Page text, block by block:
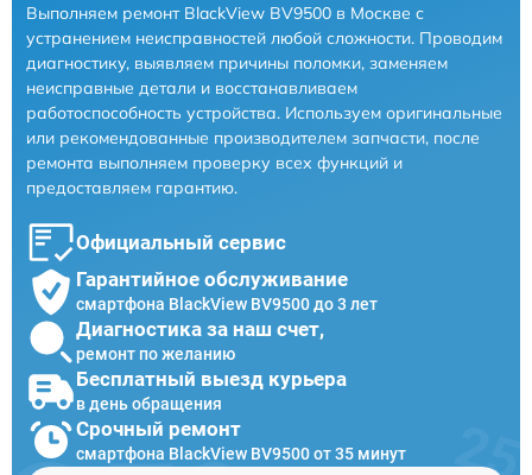
Выполняем ремонт BlackView BV9500 в Москве с
устранением неисправностей любой сложности. Проводим
диагностику, выявляем причины поломки, заменяем
неисправные детали и восстанавливаем
работоспособность устройства. Используем оригинальные
или рекомендованные производителем запчасти, после
ремонта выполняем проверку всех функций и
предоставляем гарантию.
Официальный сервис
Гарантийное обслуживание
смартфона BlackView BV9500 до 3 лет
Диагностика за наш счет,
ремонт по желанию
Бесплатный выезд курьера
в день обращения
Срочный ремонт
смартфона BlackView BV9500 от 35 минут